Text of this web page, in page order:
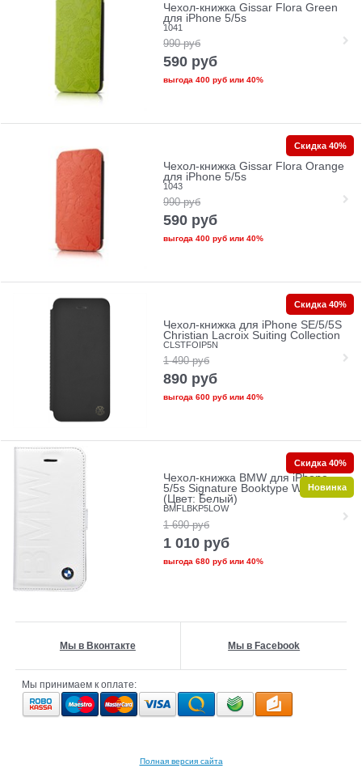
Чехол-книжка Gissar Flora Green
для iPhone 5/5s
1041
990 руб
590 руб
выгода 400 рубили 40%
Чехол-книжка Gissar Flora Orange
для iPhone 5/5s
1043
990 руб
590 руб
выгода 400 рубили 40%
Скидка 40%
Чехол-книжка для iPhone SE/5/5S
Christian Lacroix Suiting Collection
CLSTFOIP5N
1 490 руб
890 руб
выгода 600 рубили 40%
Скидка 40%
Чехол-книжка BMW для iPhone
5/5s Signature Booktype White
(Цвет: Белый)
BMFLBKP5LOW
1 690 руб
1 010 руб
выгода 680 рубили 40%
Скидка 40%
Новинка
Мы в Вконтакте Мы в Facebook
Мы принимаем к оплате:
Полная версия сайта